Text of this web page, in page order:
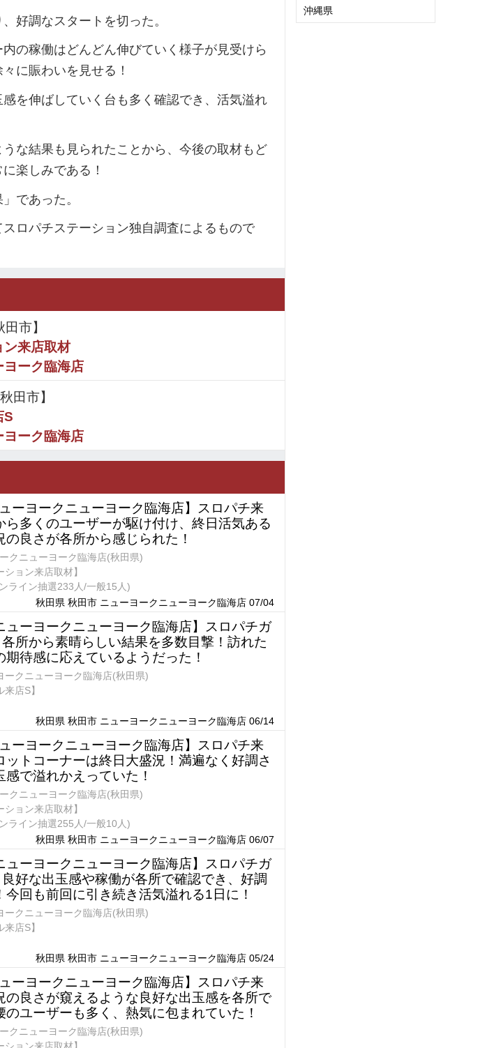
好調なスタートを切った。
の稼働はどんどん伸びていく様子が見受けら
に賑わいを見せる！
を伸ばしていく台も多く確認でき、活気溢れ
な結果も見られたことから、今後の取材もど
楽しみである！
であった。
ロパチステーション独自調査によるもので
市】
ン来店取材
ヨーク臨海店
田市】
S
ヨーク臨海店
ーヨークニューヨーク臨海店】スロパチ来
ら多くのユーザーが駆け付け、終日活気ある
の良さが各所から感じられた！
クニューヨーク臨海店(秋田県)
ション来店取材】
ライン抽選233人/一般15人)
秋田県 秋田市 ニューヨークニューヨーク臨海店 07/04
ューヨークニューヨーク臨海店】スロパチガ
所から素晴らしい結果を多数目撃！訪れた
期待感に応えているようだった！
ークニューヨーク臨海店(秋田県)
店S】
秋田県 秋田市 ニューヨークニューヨーク臨海店 06/14
ーヨークニューヨーク臨海店】スロパチ来
ットコーナーは終日大盛況！満遍なく好調さ
感で溢れかえっていた！
クニューヨーク臨海店(秋田県)
ション来店取材】
ライン抽選255人/一般10人)
秋田県 秋田市 ニューヨークニューヨーク臨海店 06/07
ューヨークニューヨーク臨海店】スロパチガ
好な出玉感や稼働が各所で確認でき、好調
今回も前回に引き続き活気溢れる1日に！
ークニューヨーク臨海店(秋田県)
店S】
秋田県 秋田市 ニューヨークニューヨーク臨海店 05/24
ーヨークニューヨーク臨海店】スロパチ来
の良さが窺えるような良好な出玉感を各所で
のユーザーも多く、熱気に包まれていた！
クニューヨーク臨海店(秋田県)
ション来店取材】
沖縄県